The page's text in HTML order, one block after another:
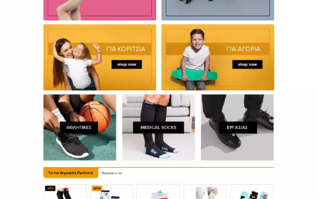
Τα Projects μας
Ποιοι Είμαστε
Επικοινωνία
Καριέρα